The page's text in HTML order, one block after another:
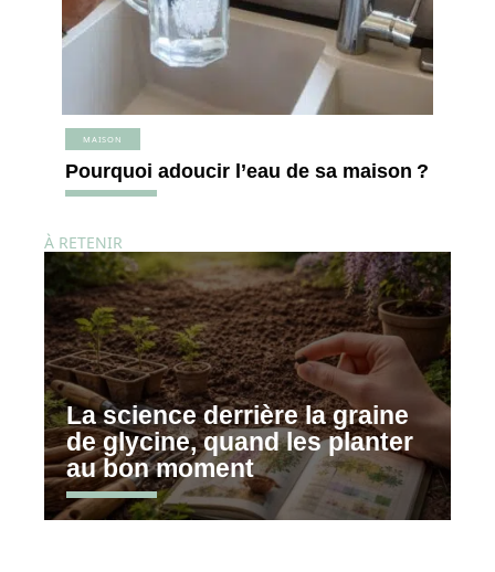
MAISON
Pourquoi adoucir l’eau de sa maison ?
À RETENIR
La science derrière la graine
de glycine, quand les planter
au bon moment